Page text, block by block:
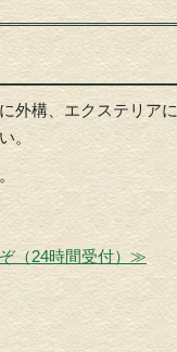
外構、エクステリア
。
（24時間受付）≫